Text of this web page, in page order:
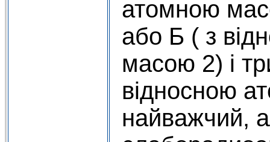
атомною
або Б ( з
масою 2) і
відносною
найважчий,